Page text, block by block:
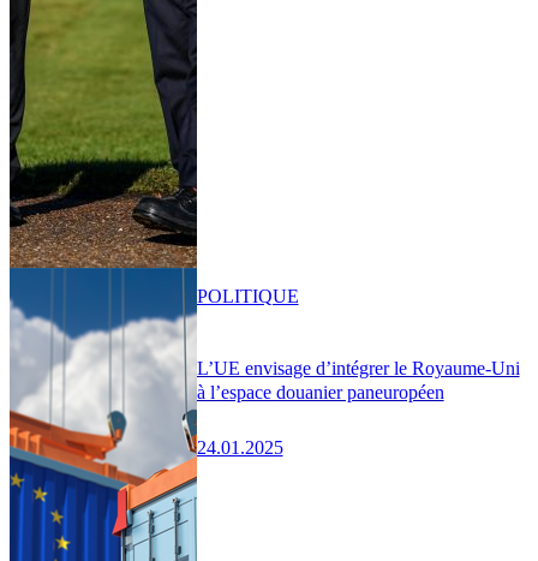
L’UE envisage d’intégrer le Royaume-Uni
à l’espace douanier paneuropéen
24.01.2025
POLITIQUE